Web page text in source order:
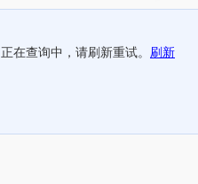
正在查询中，请刷新重试。 刷新